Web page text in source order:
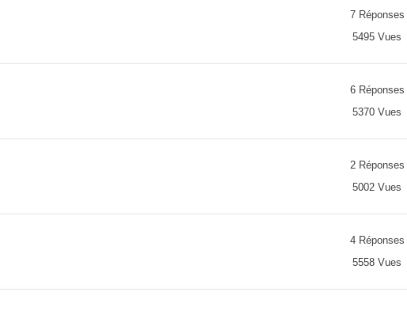
7 Réponses
5495 Vues
6 Réponses
5370 Vues
2 Réponses
5002 Vues
4 Réponses
5558 Vues